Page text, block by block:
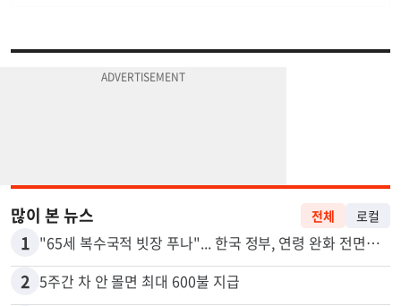
많이 본 뉴스 전체 로컬
1 "65세 복수국적 빗장 푸나"... 한국 정부, 연령 완화 전면 추진
2 5주간 차 안 몰면 최대 600불 지급